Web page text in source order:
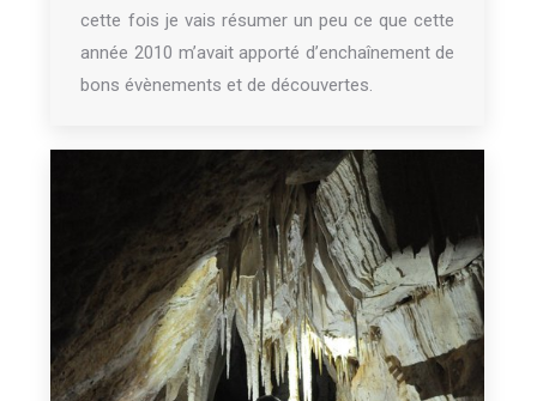
cette fois je vais résumer un peu ce que cette
année 2010 m’avait apporté d’enchaînement de
bons évènements et de découvertes.